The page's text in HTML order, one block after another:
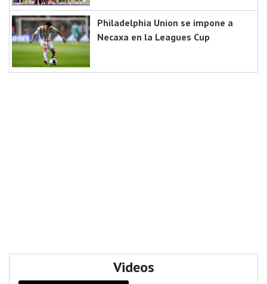
Philadelphia Union se impone a
Necaxa en la Leagues Cup
Videos